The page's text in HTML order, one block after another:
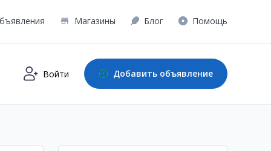
Магазины Блог Помощь
Войти Добавить объявление